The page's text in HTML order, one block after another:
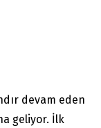
devam eden
geliyor. İlk